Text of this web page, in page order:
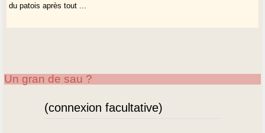
du patois après tout ...
Un gran de sau ?
(connexion facultative)